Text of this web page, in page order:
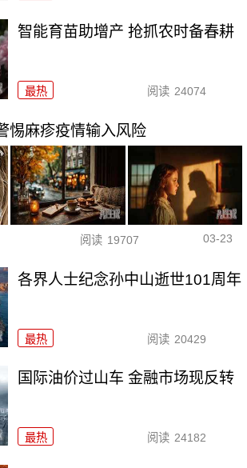
智能育苗助增产 抢抓农时备春耕
最热 阅读 24074
惕麻疹疫情输入风险
阅读 19707 03-23
各界人士纪念孙中山逝世101周年
最热 阅读 20429
国际油价过山车 金融市场现反转
最热 阅读 24182